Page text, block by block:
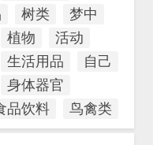
树类
梦中
植物
活动
生活用品
自己
身体器官
品饮料 鸟禽类